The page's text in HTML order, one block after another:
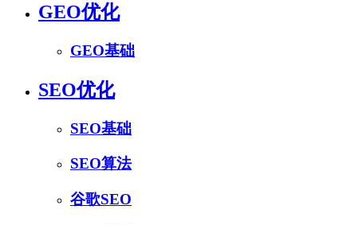
GEO优化
GEO基础
SEO优化
SEO基础
SEO算法
谷歌SEO